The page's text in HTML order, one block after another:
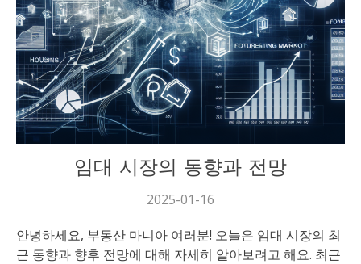
재테크
임대 시장의 동향과 전망
2025-01-16
안녕하세요, 부동산 마니아 여러분! 오늘은 임대 시장의 최
근 동향과 향후 전망에 대해 자세히 알아보려고 해요. 최근